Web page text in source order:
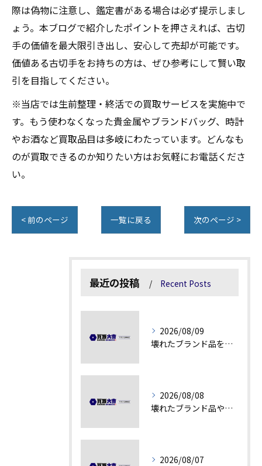
際は偽物に注意し、鑑定書がある場合は必ず提示しまし
ょう。本ブログで紹介したポイントを押さえれば、古切
手の価値を最大限引き出し、安心して売却が可能です。
価値ある古切手をお持ちの方は、ぜひ参考にして賢い取
引を目指してください。
※当店では生前整理・終活での買取サービスを実施中で
す。もう使わなくなった貴金属やブランドバッグ、時計
やお酒など買取品目は多岐にわたっています。どんなも
のが買取できるのか知りたい方はお気軽にお電話くださ
い。
< 前のページ 一覧に戻る 次のページ >
最近の投稿 Recent Posts
2026/08/09
壊れたブランド品を高額査定に変える秘訣
2026/08/08
壊れたブランド品や汚れアクセサリーの買取価値解説
2026/08/07